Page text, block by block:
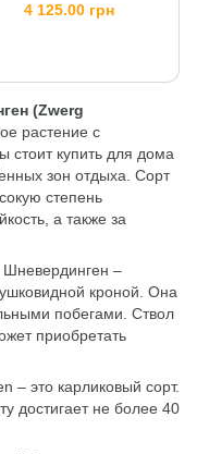
4 125.00 грн
(Zwerg
растение с
стоит купить для дома
зон отдыха. Сорт
степень
а также за
–
кроной. Она
побегами. Ствол
приобретать
– это карликовый сорт.
достигает не более 40